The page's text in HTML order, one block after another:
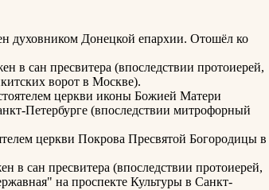
духовником Донецкой епархии. Отошёл ко
в сан пресвитера (впоследствии протоиерей,
ворот в Москве).
церкви иконы Божией Матери
Петербурге (впоследствии митрофорный
церкви Покрова Пресвятой Богородицы в
в сан пресвитера (впоследствии протоиерей,
на проспекте Культуры в Санкт-